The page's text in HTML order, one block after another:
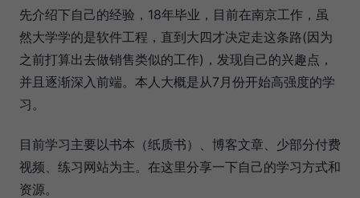
先介绍下自己的经验，18年毕业，目前在南京工作，虽
然大学学的是软件工程，直到大四才决定走这条路(因为
之前打算出去做销售类似的工作)，发现自己的兴趣点，
并且逐渐深入前端。本人大概是从7月份开始高强度的学
习。
目前学习主要以书本（纸质书）、博客文章、少部分付费
视频、练习网站为主。在这里分享一下自己的学习方式和
资源。